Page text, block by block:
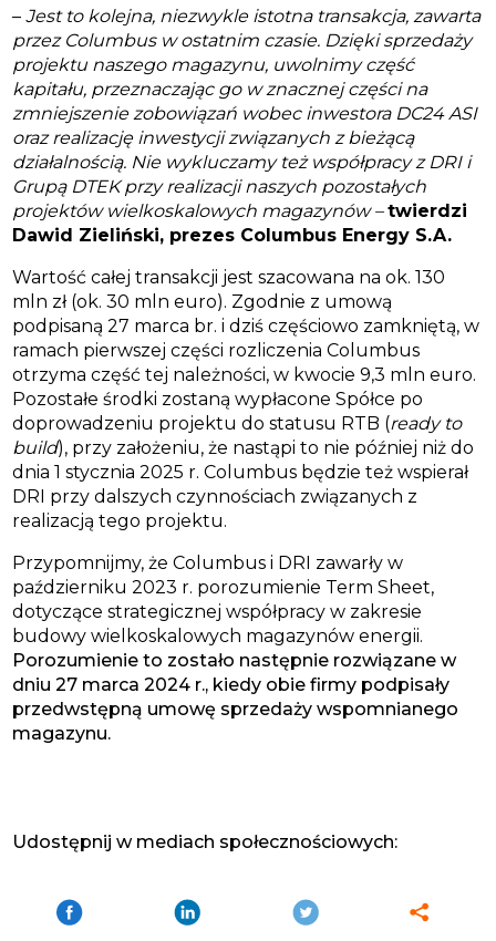
–Jest to kolejna, niezwykle istotna transakcja, zawarta
przez Columbus w ostatnim czasie. Dzięki sprzedaży
projektu naszego magazynu, uwolnimy część
kapitału, przeznaczając go w znacznej części na
zmniejszenie zobowiązań wobec inwestora DC24 ASI
oraz realizację inwestycji związanych z bieżącą
działalnością. Nie wykluczamy też współpracy z DRI i
Grupą DTEK przy realizacji naszych pozostałych
projektów wielkoskalowych magazynów –twierdzi
Dawid Zieliński, prezes Columbus Energy S.A.
Wartość całej transakcji jest szacowana na ok. 130
mln zł (ok. 30 mln euro). Zgodnie z umową
podpisaną 27 marca br. i dziś częściowo zamkniętą, w
ramach pierwszej części rozliczenia Columbus
otrzyma część tej należności, w kwocie 9,3 mln euro.
Pozostałe środki zostaną wypłacone Spółce po
doprowadzeniu projektu do statusu RTB (ready to
build), przy założeniu, że nastąpi to nie później niż do
dnia 1 stycznia 2025 r. Columbus będzie też wspierał
DRI przy dalszych czynnościach związanych z
realizacją tego projektu.
Przypomnijmy, że Columbus i DRI zawarły w
październiku 2023 r. porozumienie Term Sheet,
dotyczące strategicznej współpracy w zakresie
budowy wielkoskalowych magazynów energii.
Porozumienie to zostało następnie rozwiązane w
dniu 27 marca 2024 r., kiedy obie firmy podpisały
przedwstępną umowę sprzedaży wspomnianego
magazynu.
Udostępnij w mediach społecznościowych: